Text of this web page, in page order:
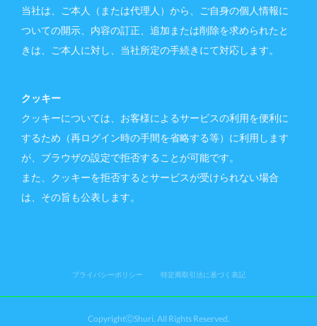
当社は、ご本人（または代理人）から、ご自身の個人情報に
ついての開示、内容の訂正、追加または削除を求められたと
きは、ご本人に対し、当社所定の手続きにて対応します。
クッキー
クッキーについては、お客様によるサービスの利用を便利に
するため（再ログイン時の手間を省略する等）に利用します
が、ブラウザの設定で拒否することが可能です。
また、クッキーを拒否するとサービスが受けられない場合
は、その旨も公表します。
プライバシーポリシー 特定商取引法に基づく表記
CopyrightⒸShuri. All Rights Reserved.